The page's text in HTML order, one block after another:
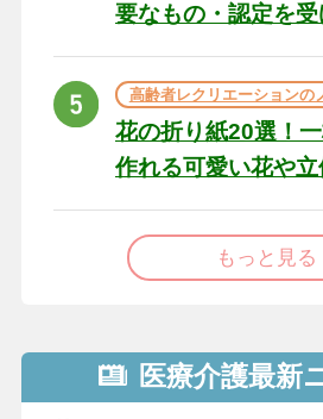
要なもの・認定を
た場合の対処法
高齢者レクリエーションの
花の折り紙20選！
作れる可愛い花や
で
もっと見る
医療介護最新